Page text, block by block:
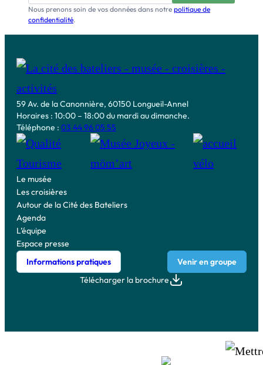
Nous prenons soin de vos données dans notre politique de
confidentialité.
59 Av. de la Canonnière, 60150 Longueil-Annel
Horaires : 10:00 – 18:00 du mardi au dimanche.
Téléphone : 03 44 96 05 55
Le musée
Les croisières
Autour de la Cité des Bateliers
Agenda
L’équipe
Espace presse
Informations pratiques
Venir en groupe
Télécharger la brochure